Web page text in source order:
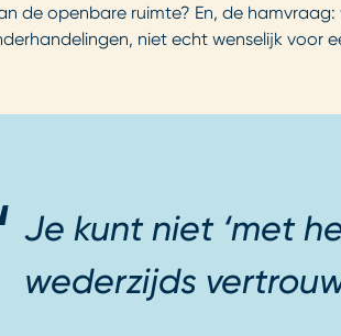
de openbare ruimte? En, de
niet echt wenselijk voor
Je kunt niet ‘met
wederzijds